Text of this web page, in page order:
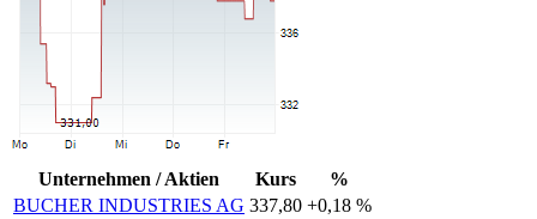
Unternehmen / Aktien Kurs
%
BUCHER INDUSTRIES AG 337,80 +0,18 %